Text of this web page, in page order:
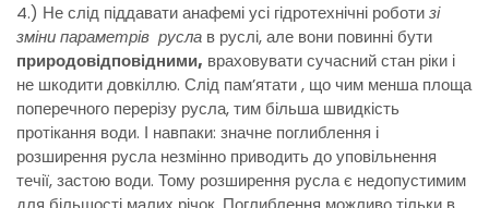
4.) Не слід піддавати анафемі усі гідротехнічні роботизі
зміни параметрів русла в руслі, але вони повинні бути
природовідповідними, враховувати сучасний стан ріки і
не шкодити довкіллю. Слід пам’ятати , що чим менша площа
поперечного перерізу русла, тим більша швидкість
протікання води. І навпаки: значне поглиблення і
розширення русла незмінно приводить до уповільнення
течії, застою води. Тому розширення русла є недопустимим